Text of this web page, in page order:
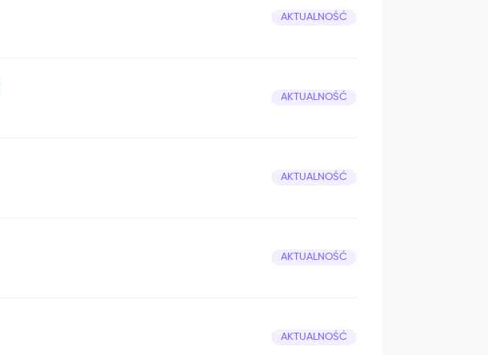
AKTUALNOŚĆ
AKTUALNOŚĆ
AKTUALNOŚĆ
AKTUALNOŚĆ
AKTUALNOŚĆ